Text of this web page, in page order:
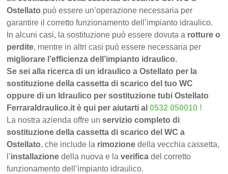
Ostellato può essere un’operazione necessaria per
garantire il corretto funzionamento dell’impianto idraulico.
In alcuni casi, la sostituzione può essere dovuta a rotture o
perdite, mentre in altri casi può essere necessaria per
migliorare l’efficienza dell’impianto idraulico.
Se sei alla ricerca di un idraulico a Ostellato per la
sostituzione della cassetta di scarico del tuo WC
oppure di un Idraulico per sostituzione tubi Ostellato
FerraraIdraulico.it è qui per aiutarti al0532 050010 !
La nostra azienda offre unservizio completo di
sostituzione della cassetta di scarico del WC a
Ostellato, che include la rimozione della vecchia cassetta,
l’installazione della nuova e laverifica del corretto
funzionamento dell’impianto idraulico.